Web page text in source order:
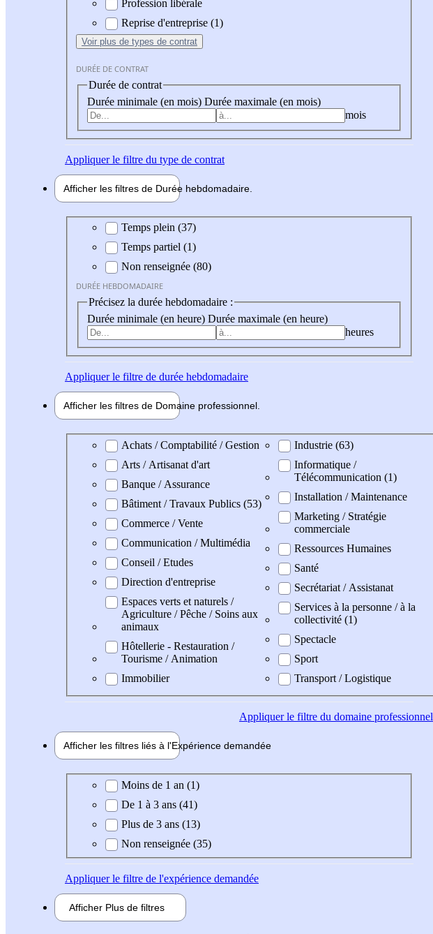
Profession libérale
Reprise d'entreprise (1)
Voir plus de types de contrat
DURÉE DE CONTRAT
Durée de contrat
Durée minimale (en mois) Durée maximale (en mois)
mois
Appliquerle filtre du type de contrat
Afficher les filtres de Durée hebdomadaire
Durée hebdomadaire
Temps plein (37)
Temps partiel (1)
Non renseignée (80)
DURÉE HEBDOMADAIRE
Précisez la durée hebdomadaire :
Durée minimale (en heure) Durée maximale (en heure)
heures
Appliquerle filtre de durée hebdomadaire
Afficher les filtres de Domaine professionnel
Domaine professionel
Achats / Comptabilité / Gestion
Arts / Artisanat d'art
Banque / Assurance
Bâtiment / Travaux Publics (53)
Commerce / Vente
Communication / Multimédia
Conseil / Etudes
Direction d'entreprise
Espaces verts et naturels /
Agriculture / Pêche / Soins aux
animaux
Hôtellerie - Restauration /
Tourisme / Animation
Immobilier
Industrie (63)
Informatique /
Télécommunication (1)
Installation / Maintenance
Marketing / Stratégie
commerciale
Ressources Humaines
Santé
Secrétariat / Assistanat
Services à la personne / à la
collectivité (1)
Spectacle
Sport
Transport / Logistique
Appliquerle filtre du domaine professionnel
Afficher les filtres liés à l'Expérience demandée
Expérience demandée
Moins de 1 an (1)
De 1 à 3 ans (41)
Plus de 3 ans (13)
Non renseignée (35)
Appliquerle filtre de l'expérience demandée
Afficher Plus de filtres